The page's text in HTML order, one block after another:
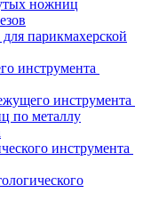
ножниц
парикмахерской
инструмента
инструмента
по металлу
инструмента